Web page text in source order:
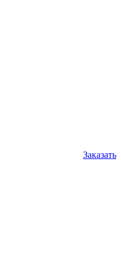
Заказать